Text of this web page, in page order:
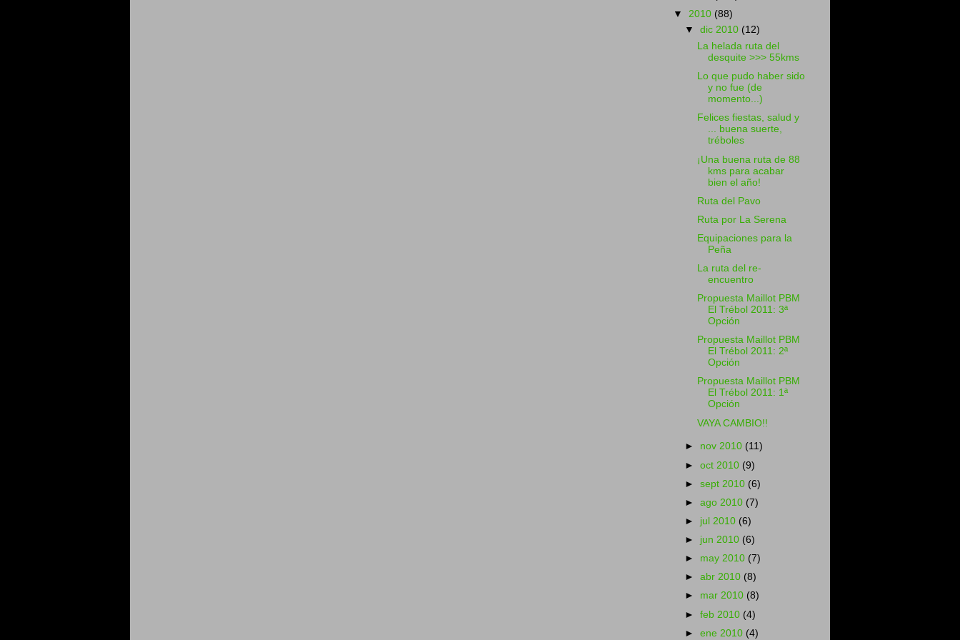
▼ 2010 (88)
▼dic 2010 (12)
La helada ruta del
desquite >>> 55kms
Lo que pudo haber sido
y no fue (de
momento...)
Felices fiestas, salud y
... buena suerte,
tréboles
¡Una buena ruta de 88
kms para acabar
bien el año!
Ruta del Pavo
Ruta por La Serena
Equipaciones para la
Peña
La ruta del re-
encuentro
Propuesta Maillot PBM
El Trébol 2011: 3ª
Opción
Propuesta Maillot PBM
El Trébol 2011: 2ª
Opción
Propuesta Maillot PBM
El Trébol 2011: 1ª
Opción
VAYA CAMBIO!!
► nov 2010 (11)
►oct 2010 (9)
►sept 2010 (6)
►ago 2010 (7)
► jul 2010 (6)
► jun 2010 (6)
► may 2010 (7)
►abr 2010 (8)
► mar 2010 (8)
►feb 2010 (4)
►ene 2010 (4)